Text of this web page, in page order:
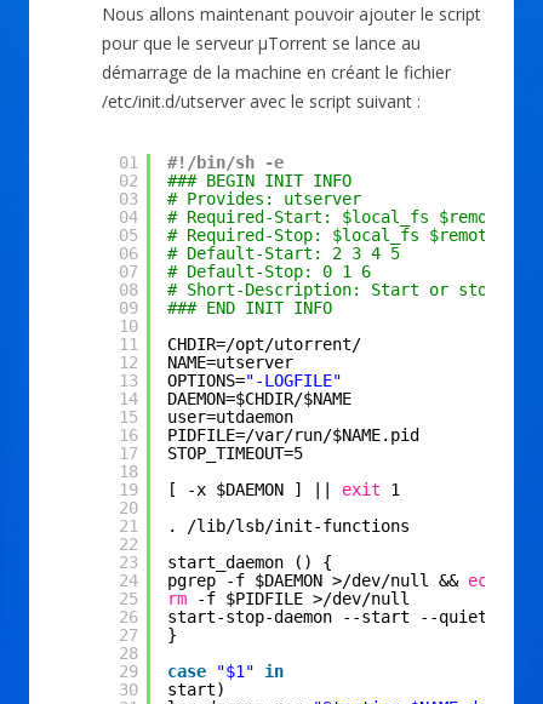
Nous allons maintenant pouvoir ajouter le script
pour que le serveur µTorrent se lance au
démarrage de la machine en créant le fichier
/etc/init.d/utserver avec le script suivant :
01
02
03
04
05
06
07
08
09
10
11
12
13
14
15
16
17
18
19
20
21
22
23
24
25
26
27
28
29
30
#!/bin/sh -e
### BEGIN INIT INFO
# Provides: utserver
# Required-Start: $local_fs $remote_fs
# Required-Stop: $local_fs $remote_fs
# Default-Start: 2 3 4 5
# Default-Stop: 0 1 6
# Short-Description: Start or stop the
### END INIT INFO
CHDIR=/opt/utorrent/
NAME=utserver
OPTIONS="-LOGFILE"
DAEMON=$CHDIR/$NAME
user=utdaemon
PIDFILE=/var/run/$NAME.pid
STOP_TIMEOUT=5
[ -x $DAEMON ] || exit
1
.
/lib/lsb/init-functions
start_daemon () {
pgrep -f $DAEMON >/dev/null && echo
rm
-f $PIDFILE >/dev/null
start-stop-daemon --start --quiet --
}
case
"$1"
in
start)